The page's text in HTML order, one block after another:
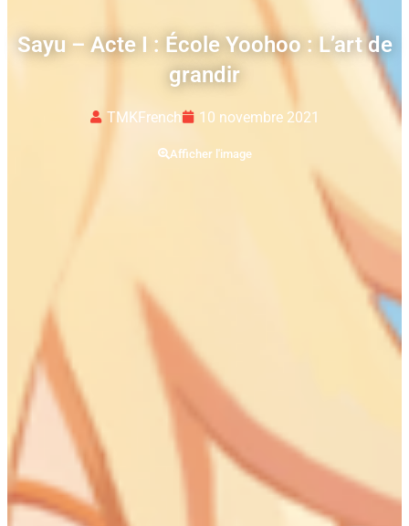
Sayu – Acte I : École Yoohoo : L’art de
grandir
TMKFrench 10 novembre 2021
Afficher l'image